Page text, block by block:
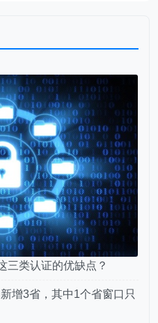
三类认证的优缺点？
增3省，其中1个省窗口只